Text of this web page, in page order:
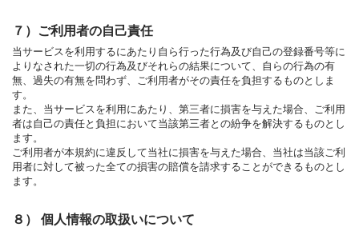
７）ご利用者の自己責任
当サービスを利用するにあたり自ら行った行為及び自己の登録番号等に
よりなされた一切の行為及びそれらの結果について、自らの行為の有
無、過失の有無を問わず、ご利用者がその責任を負担するものとしま
す。
また、当サービスを利用にあたり、第三者に損害を与えた場合、ご利用
者は自己の責任と負担において当該第三者との紛争を解決するものとし
ます。
ご利用者が本規約に違反して当社に損害を与えた場合、当社は当該ご利
用者に対して被った全ての損害の賠償を請求することができるものとし
ます。
８） 個人情報の取扱いについて